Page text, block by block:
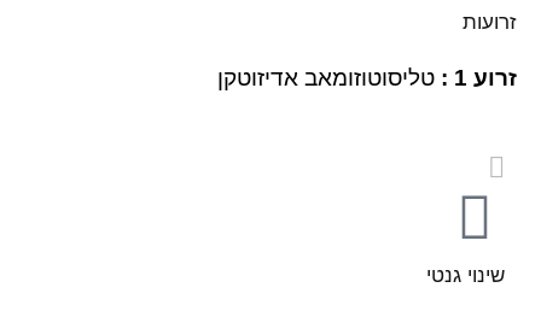
זרועות
זרוע 1 : טליסוטוזומאב אדיזוטקן
שינוי גנטי